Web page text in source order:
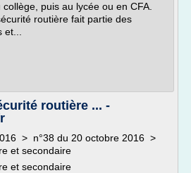
puis au lycée ou en CFA.
routière fait partie des
routière ... -
> n°38 du 20 octobre 2016 >
et secondaire
et secondaire